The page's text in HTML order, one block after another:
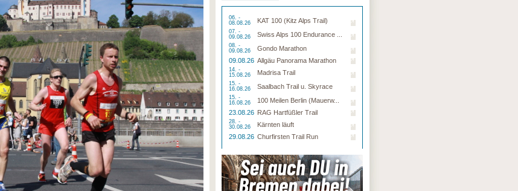
06. -
08.08.26
KAT 100 (Kitz Alps Trail)
07. -
09.08.26
Swiss Alps 100 Endurance ...
08. -
09.08.26
Gondo Marathon
09.08.26 Allgäu Panorama Marathon
14. -
15.08.26
Madrisa Trail
15. -
16.08.26
Saalbach Trail u. Skyrace
15. -
16.08.26
100 Meilen Berlin (Mauerw...
23.08.26 RAG Hartfüßler Trail
28. -
30.08.26
Kärnten läuft
29.08.26 Churfirsten Trail Run